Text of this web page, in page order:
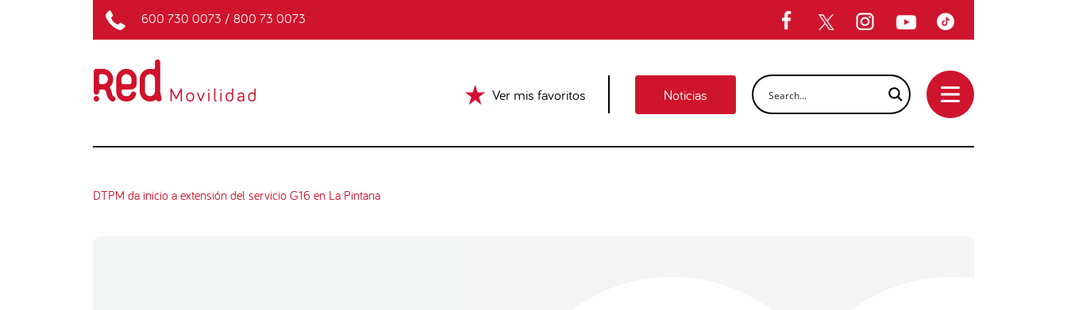
600 730 0073 / 800 73 0073
Ver mis favoritos Noticias
DTPM da inicio a extensión del servicio G16 en La Pintana